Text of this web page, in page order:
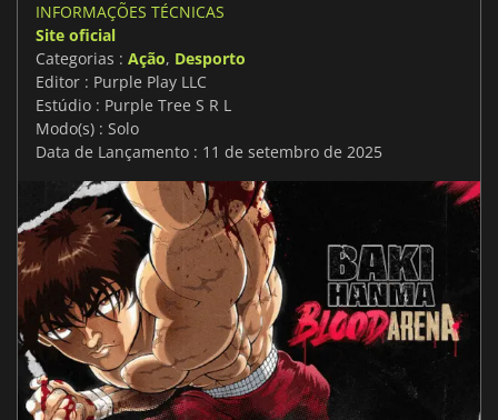
INFORMAÇÕES TÉCNICAS
Site oficial
Categorias : Ação, Desporto
Editor : Purple Play LLC
Estúdio : Purple Tree S R L
Modo(s) : Solo
Data de Lançamento : 11 de setembro de 2025